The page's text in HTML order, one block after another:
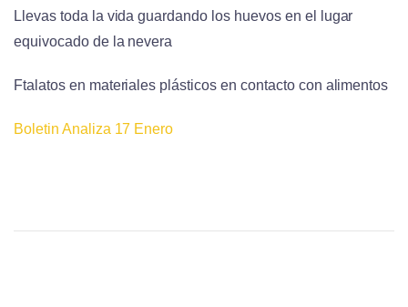
Llevas toda la vida guardando los huevos en el lugar
equivocado de la nevera
Ftalatos en materiales plásticos en contacto con alimentos
Boletin Analiza 17 Enero